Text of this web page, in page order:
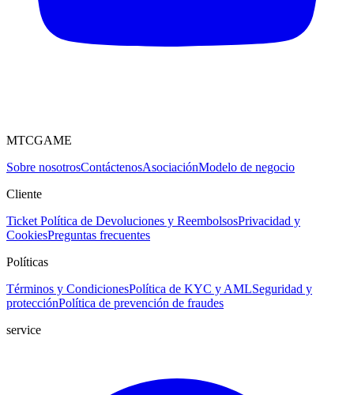
MTCGAME
Sobre nosotrosContáctenosAsociaciónModelo de negocio
Cliente
Ticket Política de Devoluciones y ReembolsosPrivacidad y
CookiesPreguntas frecuentes
Políticas
Términos y CondicionesPolítica de KYC y AMLSeguridad y
protecciónPolítica de prevención de fraudes
service